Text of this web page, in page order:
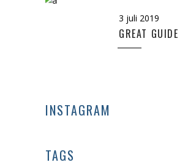
3 juli 2019
GREAT GUIDE
INSTAGRAM
TAGS